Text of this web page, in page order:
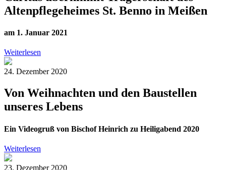
Altenpflegeheimes St. Benno in Meißen
am 1. Januar 2021
Weiterlesen
24. Dezember 2020
Von Weihnachten und den Baustellen
unseres Lebens
Ein Videogruß von Bischof Heinrich zu Heiligabend 2020
Weiterlesen
23. Dezember 2020